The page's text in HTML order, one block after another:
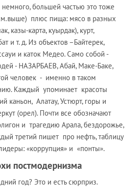
большей частью это тоже
плюс пища: мясо в разных
казы-карта, куырдак), курт,
и т. д. Из объектов –Байтерек,
и каток Медео. Само собой -
- НАЗАРБАЕВ, Абай, Маке-Баке,
человек - именно в таком
Каждый упоминает красоты
каньон, Алатау, Устюрт, горы и
(орел). Почти все обозначают
и трагедию Арала, бездорожье,
третий пишет про нефть, таблицу
«коррупция» и «понты».
постмодернизма
год? Это и есть сюрприз.